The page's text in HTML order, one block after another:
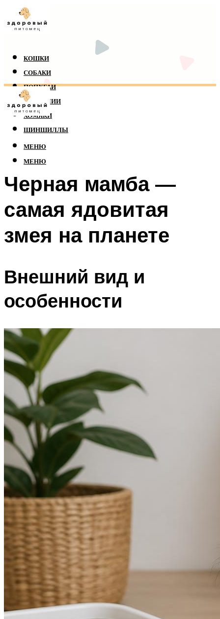
КОШКИ
СОБАКИ
ПОПУГАИ
РЕПТИЛИИ
ХОМЯКИ
ШИНШИЛЛЫ
МЕНЮ
МЕНЮ
Черная мамба —
самая ядовитая
змея на планете
Внешний вид и
особенности